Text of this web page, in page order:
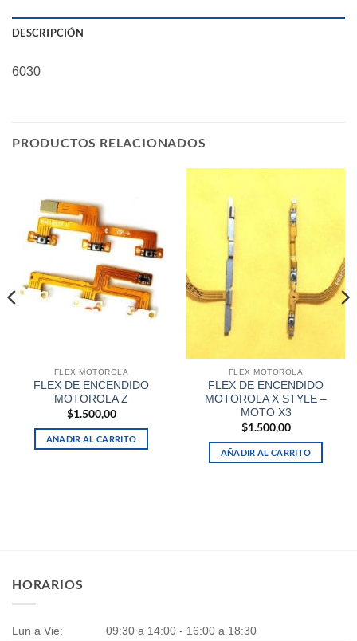
DESCRIPCIÓN
6030
PRODUCTOS RELACIONADOS
FLEX MOTOROLA
FLEX DE ENCENDIDO
MOTOROLA Z
$1.500,00
AÑADIR AL CARRITO
FLEX MOTOROLA
FLEX DE ENCENDIDO
MOTOROLA X STYLE –
MOTO X3
$1.500,00
AÑADIR AL CARRITO
HORARIOS
Lun a Vie: 09:30 a 14:00 - 16:00 a 18:30